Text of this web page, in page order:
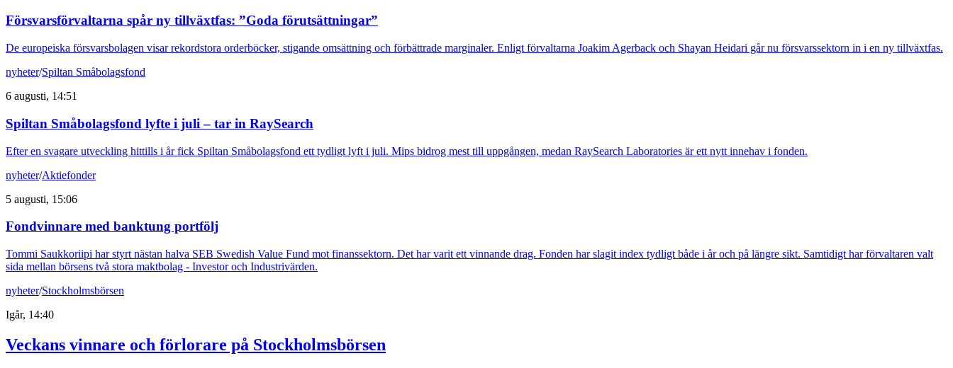
Försvarsförvaltarna spår ny tillväxtfas: ”Goda förutsättningar”
De europeiska försvarsbolagen visar rekordstora orderböcker, stigande omsättning och förbättrade marginaler. Enligt förvaltarna Joakim Agerback och Shayan Heidari går nu försvarssektorn in i en ny tillväxtfas.
nyheter/Spiltan Småbolagsfond
6 augusti, 14:51
Spiltan Småbolagsfond lyfte i juli – tar in RaySearch
Efter en svagare utveckling hittills i år fick Spiltan Småbolagsfond ett tydligt lyft i juli. Mips bidrog mest till uppgången, medan RaySearch Laboratories är ett nytt innehav i fonden.
nyheter/Aktiefonder
5 augusti, 15:06
Fondvinnare med banktung portfölj
Tommi Saukkoriipi har styrt nästan halva SEB Swedish Value Fund mot finanssektorn. Det har varit ett vinnande drag. Fonden har slagit index tydligt både i år och på längre sikt. Samtidigt har förvaltaren valt
sida mellan börsens två stora maktbolag - Investor och Industrivärden.
nyheter/Stockholmsbörsen
Igår, 14:40
Veckans vinnare och förlorare på Stockholmsbörsen